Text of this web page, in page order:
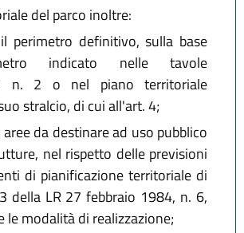
del parco inoltre:
perimetro definitivo, sulla base
indicato nelle tavole
n. 2 o nel piano territoriale
stralcio, di cui all'art. 4;
da destinare ad uso pubblico
nel rispetto delle previsioni
di pianificazione territoriale di
della LR 27 febbraio 1984, n. 6,
le modalità di realizzazione;